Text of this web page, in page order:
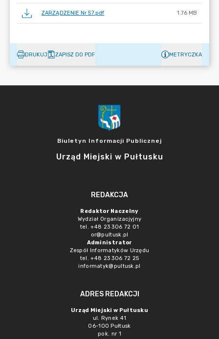
ZARZĄDZENIE Nr 57.pdf 1.76 MB
DRUKUJ ZAPISZ DO PDF METRYCZKA
Biuletyn Informacji Publicznej
Urząd Miejski w Pułtusku
REDAKCJA
Redaktor Naczelny
Wydział Organizacjyjny
tel. +48 23 306 72 01
or@pultusk.pl
Administrator
Zespół Informatyków Urzędu
tel. +48 23 306 72 25
informatyk@pultusk.pl
ADRES REDAKCJI
Urząd Miejski w Pułtusku
ul. Rynek 41
06-100 Pułtusk
pok. nr 1